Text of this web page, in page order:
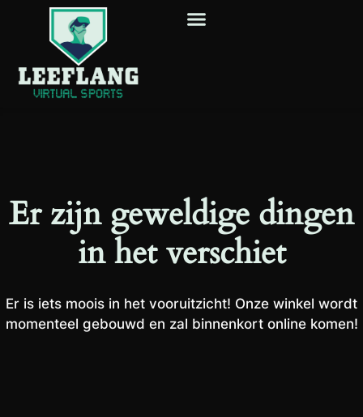
Er zijn geweldige dingen
in het verschiet
Er is iets moois in het vooruitzicht! Onze winkel wordt
momenteel gebouwd en zal binnenkort online komen!